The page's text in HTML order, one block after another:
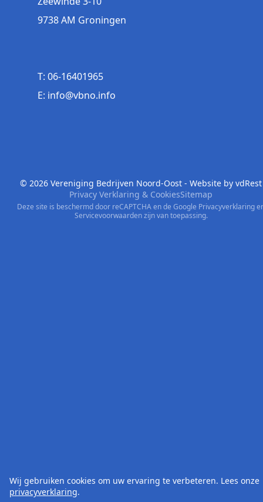
9738 AM Groningen
T: 06-16401965
E: info@vbno.info
© 2026 Vereniging Bedrijven Noord-Oost - Website by vdRest
Privacy Verklaring & CookiesSitemap
Deze site is beschermd door reCAPTCHA en de Google Privacyverklaring
Servicevoorwaardenzijn van toepassing.
Wij gebruiken cookies om uw ervaring te verbeteren. Lees onze
privacyverklaring.